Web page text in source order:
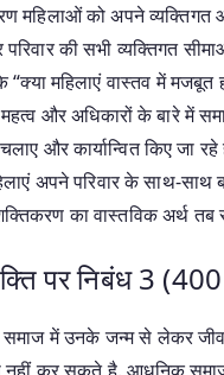
महिलाओं को अपने व्यक्तिगत
की सभी व्यक्तिगत
“क्या महिलाएं वास्तव में
और अधिकारों के बारे में
और कार्यान्वित किए जा
अपने परिवार के साथ-साथ
का वास्तविक अर्थ तब
पर निबंध 3
समाज में उनके जन्म से लेकर